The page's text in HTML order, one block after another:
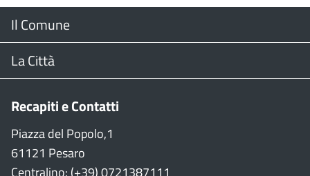
Menu
Footer
Il Comune
Il Sindaco
Consiglio Comunale
CON
La Città
Stradario
WiFi
Recapiti e Contatti
Piazza del Popolo,1
61121 Pesaro
Centralino: (+39) 0721387111